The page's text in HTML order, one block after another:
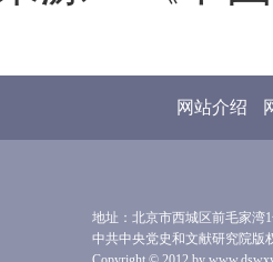
网站介绍
地址：北京市西城区前毛家湾
中共中央党史和文献研究院版